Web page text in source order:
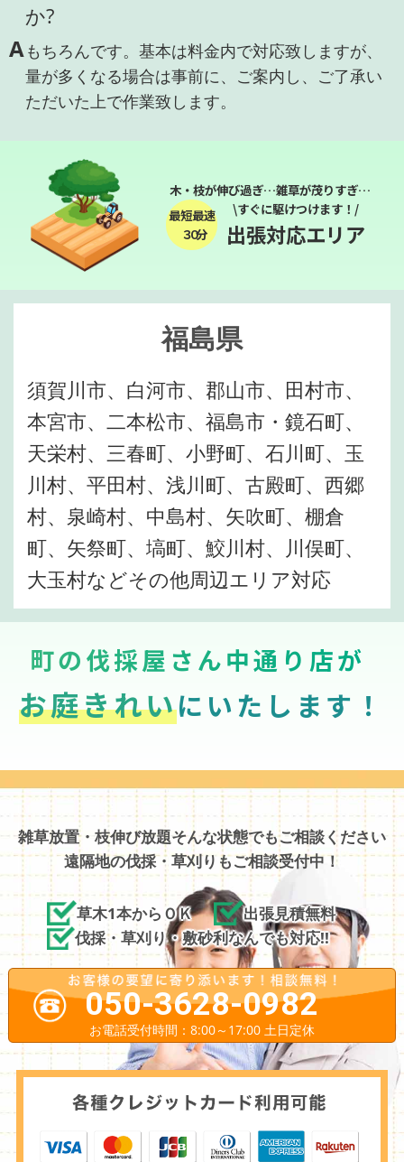
か?
Aもちろんです。基本は料金内で対応致しますが、
量が多くなる場合は事前に、ご案内し、ご了承い
ただいた上で作業致します。
木・枝が伸び過ぎ…雑草が茂りすぎ…
最短最速
３０分
\すぐに駆けつけます！/
出張対応エリア
福島県
須賀川市、白河市、郡山市、田村市、
本宮市、二本松市、福島市・鏡石町、
天栄村、三春町、小野町、石川町、玉
川村、平田村、浅川町、古殿町、西郷
村、泉崎村、中島村、矢吹町、棚倉
町、矢祭町、塙町、鮫川村、川俣町、
大玉村などその他周辺エリア対応
町の伐採屋さん中通り店が
お庭きれいにいたします！
雑草放置・枝伸び放題そんな状態でもご相談ください
遠隔地の伐採・草刈りもご相談受付中！
草木1本からＯＫ
出張見積無料
伐採・草刈り・敷砂利なんでも対応!!
050-3628-0982
お電話受付時間：8:00～17:00 土日定休